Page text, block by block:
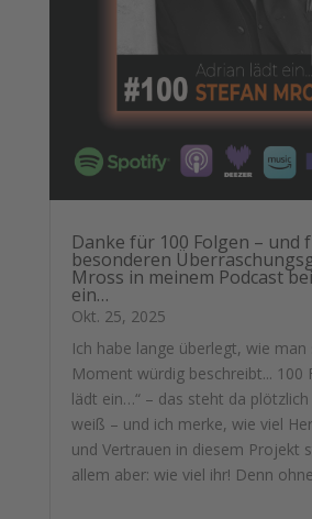
Danke für 100 Folgen – und
besonderen
Mross in meinem Podcast
ein…
Okt. 25, 2025
Ich habe lange überlegt, wie man
Moment würdig beschreibt... 100
lädt ein…“ – das steht da
weiß – und ich merke, wie viel
und Vertrauen in diesem Projekt
allem aber: wie viel ihr! Denn